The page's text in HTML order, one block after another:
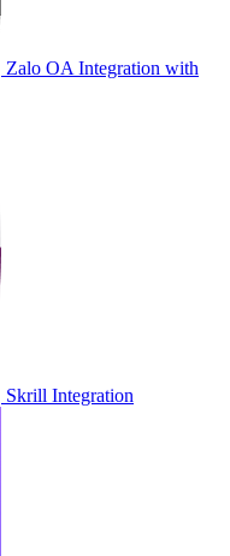
Zalo OA Integration with
Skrill Integration